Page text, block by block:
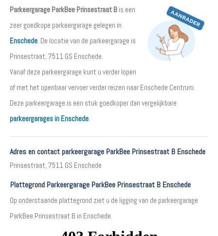
Parkeergarage ParkBee Prinsestraat B is een
zeer goedkope parkeergarage gelegen in
Enschede. De locatie van de parkeergarage is
Prinsestraat, 7511 GS Enschede.
Vanaf deze parkeergarage kunt u verder lopen
of met het openbaar vervoer verder reizen naar Enschede Centrum.
Deze parkeergarage is een stuk goedkoper dan vergelijkbare
parkeergarages in Enschede.
Adres en contact parkeergarage ParkBee Prinsestraat B Enschede
Prinsestraat, 7511 GS Enschede
Plattegrond Parkeergarage ParkBee Prinsestraat B Enschede
Op onderstaande plattegrond ziet u de ligging van de parkeergarage
ParkBee Prinsestraat B in Enschede.